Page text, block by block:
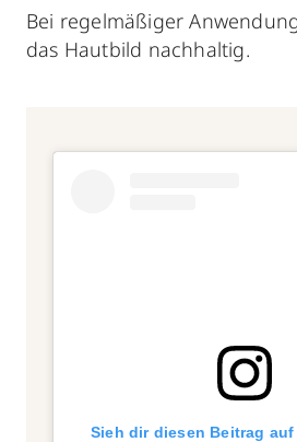
Bei regelmäßiger
das Hautbild nachhaltig.
Sieh dir diesen Beitrag